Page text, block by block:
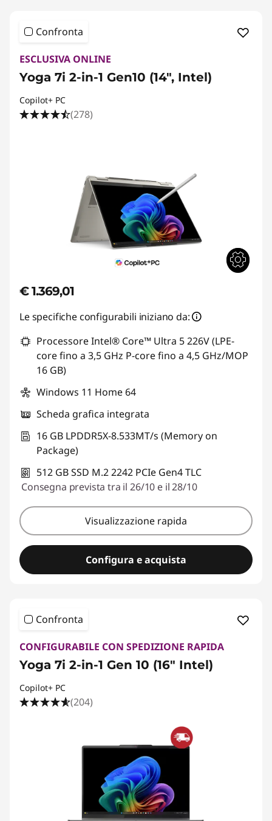
Confronta
ESCLUSIVA ONLINE
Yoga 7i 2-in-1 Gen10 (14", Intel)
Copilot+ PC
(278)
€ 1.369,01
Le specifiche configurabili iniziano da:
Processore Intel® Core™ Ultra 5 226V (LPE-
core fino a 3,5 GHz P-core fino a 4,5 GHz/MOP
16 GB)
Windows 11 Home 64
Scheda grafica integrata
16 GB LPDDR5X-8.533MT/s (Memory on
Package)
512 GB SSD M.2 2242 PCIe Gen4 TLC
Consegna prevista tra il 26/10 e il 28/10
Visualizzazione rapida
Configura e acquista
Confronta
CONFIGURABILE CON SPEDIZIONE RAPIDA
Yoga 7i 2-in-1 Gen 10 (16" Intel)
Copilot+ PC
(204)